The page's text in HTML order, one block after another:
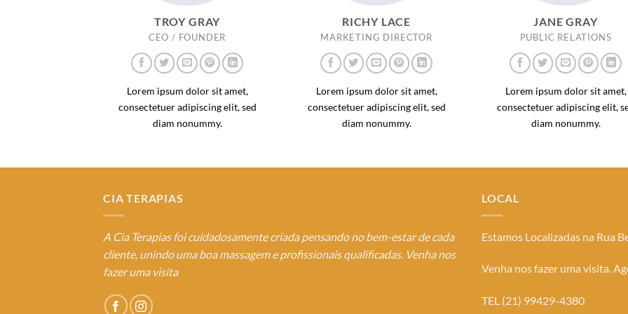
TROY GRAY
CEO / FOUNDER
Lorem ipsum dolor sit amet,
consectetuer adipiscing elit, sed
diam nonummy.
RICHY LACE
MARKETING DIRECTOR
Lorem ipsum dolor sit amet,
consectetuer adipiscing elit, sed
diam nonummy.
JANE GRAY
PUBLIC RELATIONS
Lorem ipsum dolor sit amet,
consectetuer adipiscing elit,
diam nonummy.
CIA TERAPIAS
A Cia Terapias foi cuidadosamente criada pensando no bem-estar de cada
cliente, unindo uma boa massagem e profissionais qualificadas. Venha nos
fazer uma visita
LOCAL
Estamos Localizadas na Rua
Venha nos fazer uma visita.
TEL (21) 99429-4380